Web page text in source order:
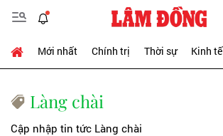
Mới nhất Chính trị Thời sự Kinh tế
Làng chài
Cập nhập tin tức Làng chài